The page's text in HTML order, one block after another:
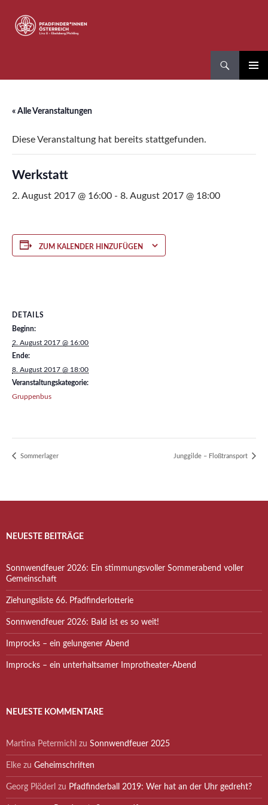
Inhalt
springen
« Alle Veranstaltungen
Diese Veranstaltung hat bereits stattgefunden.
Werkstatt
2. August 2017 @ 16:00 - 8. August 2017 @ 18:00
ZUM KALENDER HINZUFÜGEN
DETAILS
Beginn:
2. August 2017 @ 16:00
Ende:
8. August 2017 @ 18:00
Veranstaltungskategorie:
Gruppenbus
Sommerlager Junggilde – Floßtransport
NEUESTE BEITRÄGE
Sonnwendfeuer 2026: Ein stimmungsvoller Sommerabend voller
Gemeinschaft
Ziehungsliste 66. Pfadfinderlotterie
Sonnwendfeuer 2026: Bald ist es so weit!
Improcks – ein gelungener Abend
Improcks – ein unterhaltsamer Improtheater-Abend
NEUESTE KOMMENTARE
Martina Petermichl zu Sonnwendfeuer 2025
Elke zu Geheimschriften
Georg Plöderl zu Pfadfinderball 2019: Wer hat an der Uhr gedreht?